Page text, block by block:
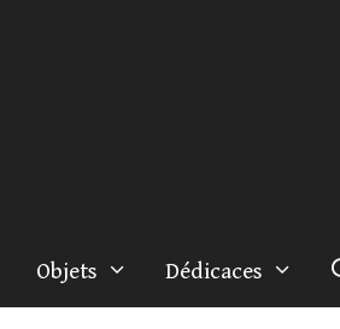
Objets Dédicaces